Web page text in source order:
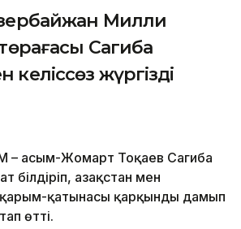
Милли
төрағасы Сагиба
келіссөз жүргізді
– Қасым-Жомарт Тоқаев Сагиба
білдіріп, Қазақстан мен
қатынасы қарқынды дамып
өтті.